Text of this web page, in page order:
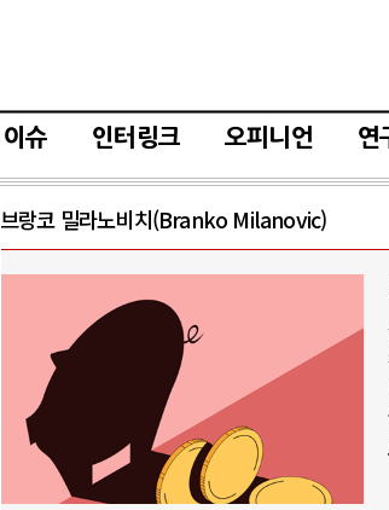
이슈 인터링크 오피니언 연
브랑코 밀라노비치(Branko Milanovic)
AI와 인
중국 AI, 저가 공세
AI 국부펀드 구상
AI 데이터센터 반대
AI의 숨은 환경 비